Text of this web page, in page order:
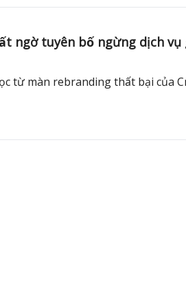
ngờ tuyên bố ngừng dịch
từ màn rebranding thất bại của